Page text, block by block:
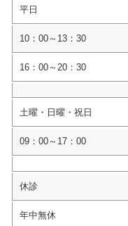
平日
10：00～13：30
16：00～20：30
土曜・日曜・祝日
09：00～17：00
休診
年中無休